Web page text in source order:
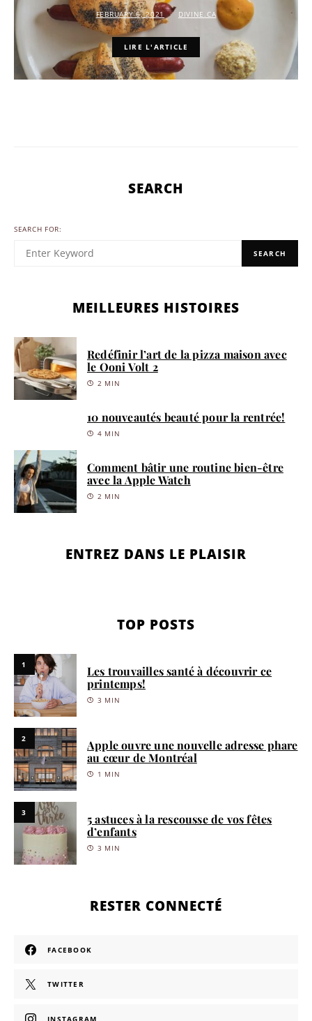
FEBRUARY 6, 2021 DIVINE.CA
LIRE L'ARTICLE
SEARCH
SEARCH FOR:
SEARCH
MEILLEURES HISTOIRES
Redéfinir l’art de la pizza maison avec
le Ooni Volt 2
2 MIN
10 nouveautés beauté pour la rentrée!
4 MIN
Comment bâtir une routine bien-être
avec la Apple Watch
2 MIN
ENTREZ DANS LE PLAISIR
TOP POSTS
1
Les trouvailles santé à découvrir ce
printemps!
3 MIN
2
Apple ouvre une nouvelle adresse phare
au cœur de Montréal
1 MIN
3
5 astuces à la rescousse de vos fêtes
d’enfants
3 MIN
RESTER CONNECTÉ
FACEBOOK
TWITTER
INSTAGRAM